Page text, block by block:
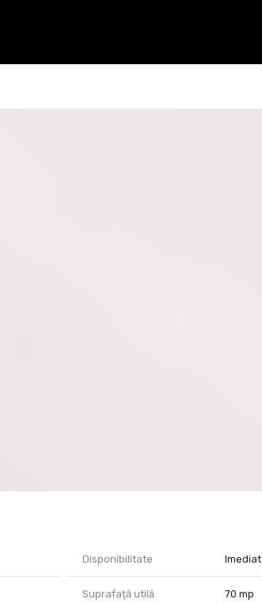
vizionări, nu ezitați să ne contactați.
Disponibilitate Imediat
Suprafață utilă 70 mp